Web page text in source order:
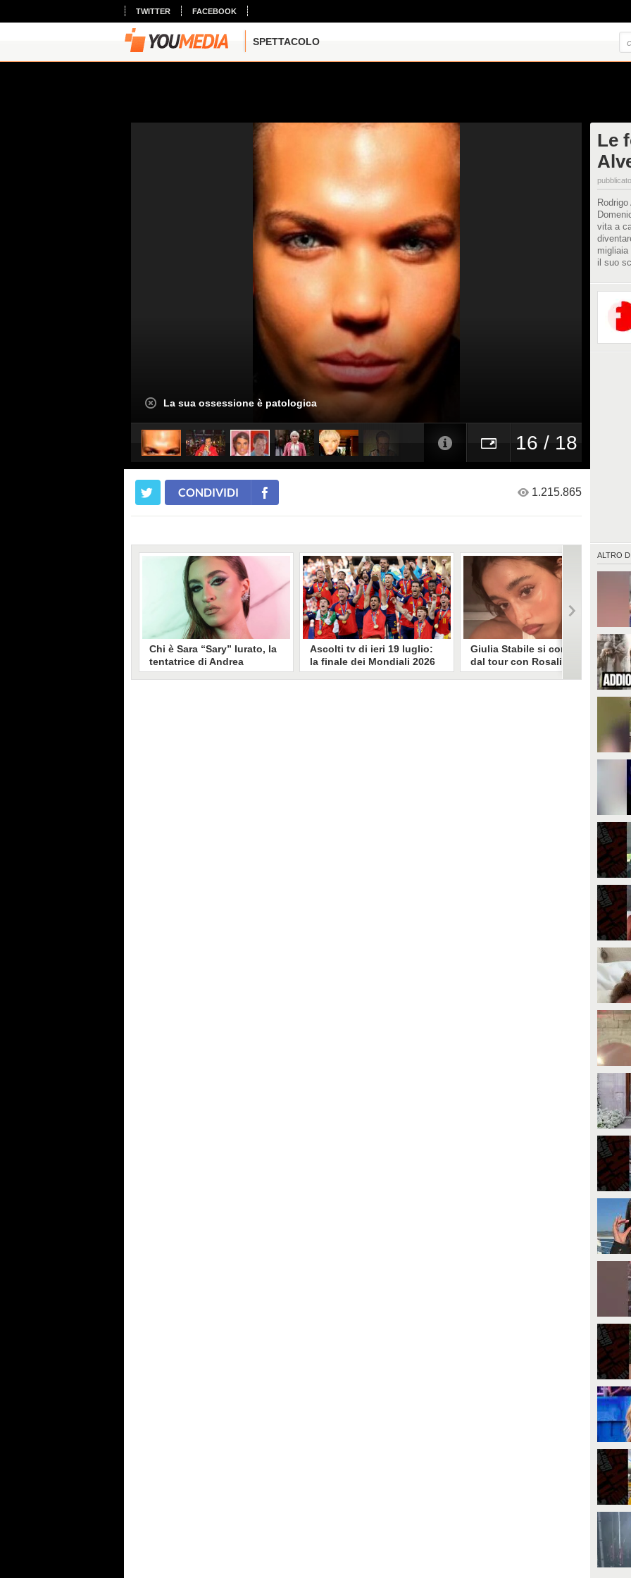
TWITTER FACEBOOK
SPETTACOLO
La sua ossessione è patologica
16 / 18
Le
vita a
migliaia
il suo
ALTRO DI
CONDIVIDI 1.215.865
Chi è Sara “Sary” Iurato, la
tentatrice di Andrea
Petraroli a Temptation
Ascolti tv di ieri 19 luglio:
la finale dei Mondiali 2026
Spagna-Argentina
Giulia Stabile si confessa
dal tour con Rosalia: "Non
sono stata bene, costretta